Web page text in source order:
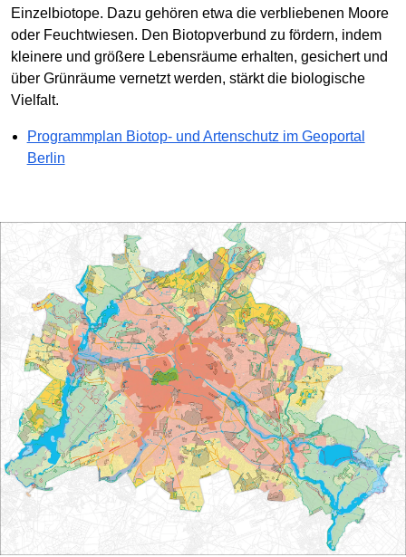
Einzelbiotope. Dazu gehören etwa die verbliebenen Moore
oder Feuchtwiesen. Den Biotopverbund zu fördern, indem
kleinere und größere Lebensräume erhalten, gesichert und
über Grünräume vernetzt werden, stärkt die biologische
Vielfalt.
Programmplan Biotop- und Artenschutz im Geoportal
Berlin